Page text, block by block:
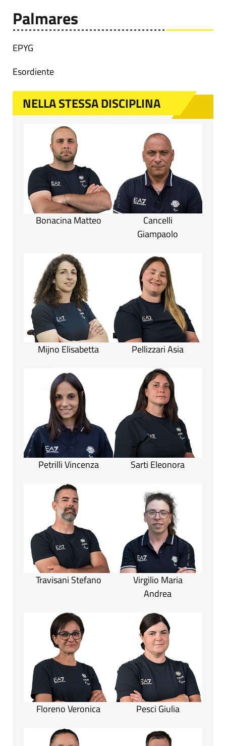
Palmares
EPYG
Esordiente
NELLA STESSA DISCIPLINA
Bonacina Matteo
Cancelli
Giampaolo
Mijno Elisabetta Pellizzari Asia
Petrilli Vincenza Sarti Eleonora
Travisani Stefano
Virgilio Maria
Andrea
Floreno Veronica Pesci Giulia